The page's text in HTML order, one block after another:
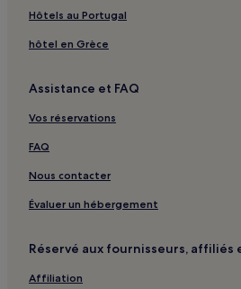
Dandong : hôtels
Parc de la Perle de la Rivière Yalu :
District de Zhen'an : hôtels
Hôtels au Portugal
hôtel en Grèce
Assistance et FAQ
Vos réservations
FAQ
Nous contacter
Évaluer un hébergement
Réservé aux fournisseurs, affiliés
Affiliation